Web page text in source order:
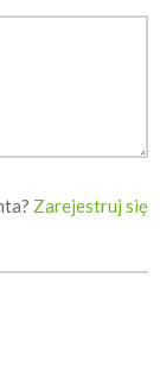
Zarejestruj się